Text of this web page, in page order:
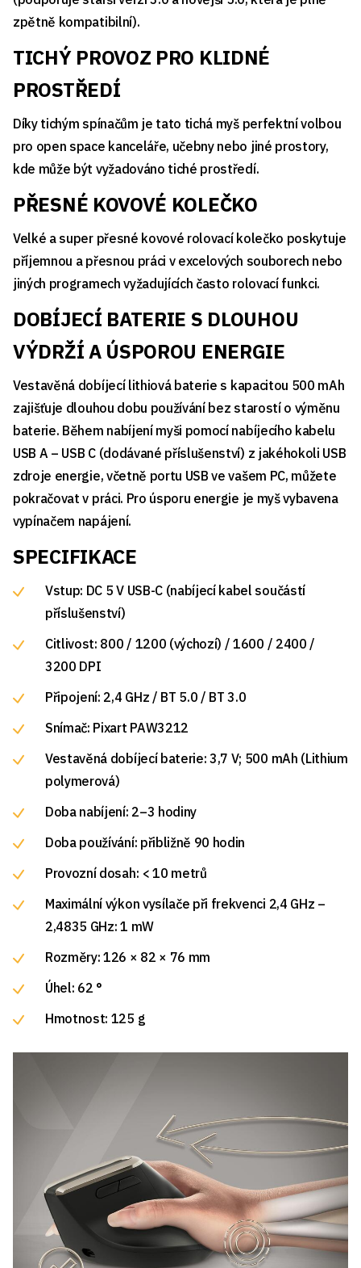
zpětně kompatibilní).
TICHÝ PROVOZ PRO KLIDNÉ
PROSTŘEDÍ
Díky tichým spínačům je tato tichá myš perfektní volbou
pro open space kanceláře, učebny nebo jiné prostory,
kde může být vyžadováno tiché prostředí.
PŘESNÉ KOVOVÉ KOLEČKO
Velké a super přesné kovové rolovací kolečko poskytuje
příjemnou a přesnou práci v excelových souborech nebo
jiných programech vyžadujících často rolovací funkci.
DOBÍJECÍ BATERIE S DLOUHOU
VÝDRŽÍ A ÚSPOROU ENERGIE
Vestavěná dobíjecí lithiová baterie s kapacitou 500 mAh
zajišťuje dlouhou dobu používání bez starostí o výměnu
baterie. Během nabíjení myši pomocí nabíjecího kabelu
USB A – USB C (dodávané příslušenství) z jakéhokoli USB
zdroje energie, včetně portu USB ve vašem PC, můžete
pokračovat v práci. Pro úsporu energie je myš vybavena
vypínačem napájení.
SPECIFIKACE
Vstup: DC 5 V USB-C (nabíjecí kabel součástí
příslušenství)
Citlivost: 800 / 1200 (výchozí) / 1600 / 2400 /
3200 DPI
Připojení: 2,4 GHz / BT 5.0 / BT 3.0
Snímač: Pixart PAW3212
Vestavěná dobíjecí baterie: 3,7 V; 500 mAh (Lithium
polymerová)
Doba nabíjení: 2–3 hodiny
Doba používání: přibližně 90 hodin
Provozní dosah: < 10 metrů
Maximální výkon vysílače při frekvenci 2,4 GHz –
2,4835 GHz: 1 mW
Rozměry: 126 × 82 × 76 mm
Úhel: 62 °
Hmotnost: 125 g